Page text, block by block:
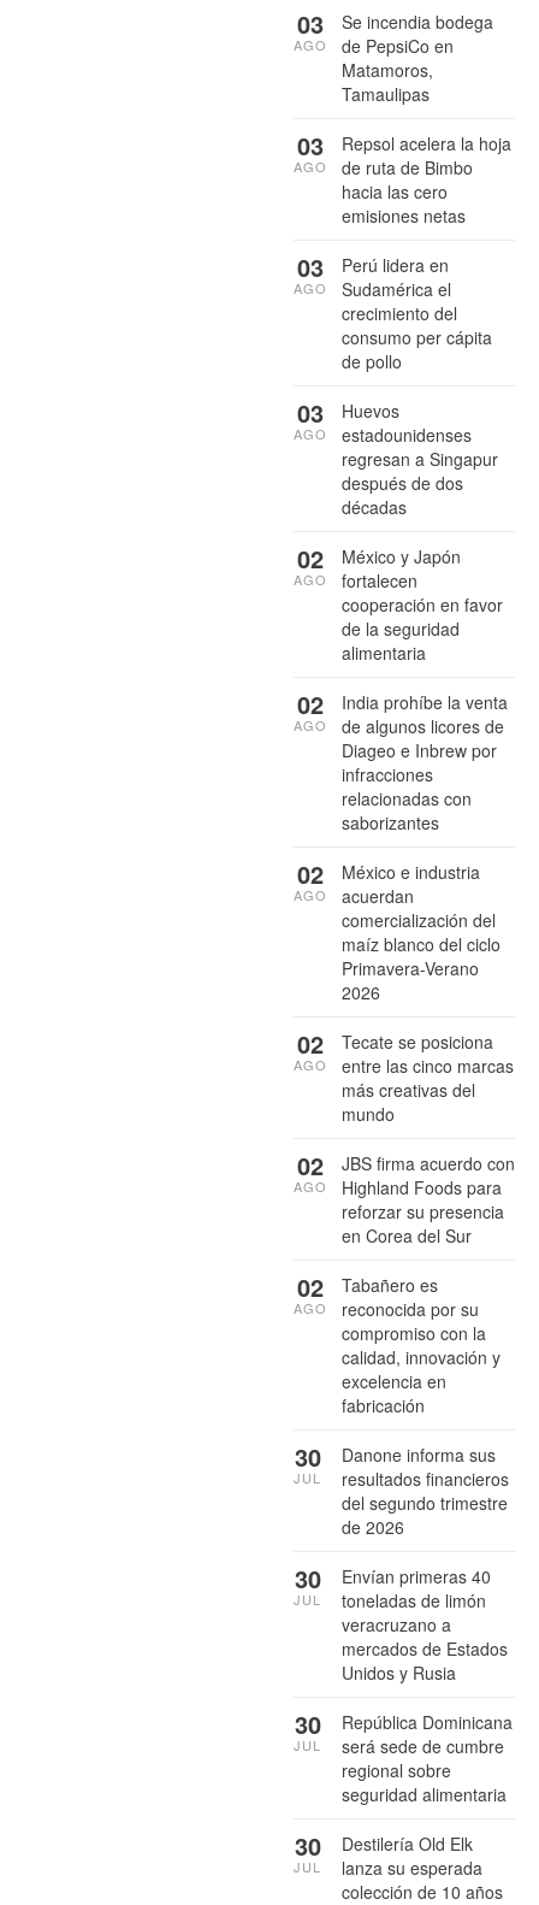
Se incendia bodega
de PepsiCo en
Matamoros,
Tamaulipas
03
AGO
Repsol acelera la hoja
de ruta de Bimbo
hacia las cero
emisiones netas
03
AGO
Perú lidera en
Sudamérica el
crecimiento del
consumo per cápita
de pollo
03
AGO
Huevos
estadounidenses
regresan a Singapur
después de dos
décadas
03
AGO
México y Japón
fortalecen
cooperación en favor
de la seguridad
alimentaria
02
AGO
India prohíbe la venta
de algunos licores de
Diageo e Inbrew por
infracciones
relacionadas con
saborizantes
02
AGO
México e industria
acuerdan
comercialización del
maíz blanco del ciclo
Primavera-Verano
2026
02
AGO
Tecate se posiciona
entre las cinco marcas
más creativas del
mundo
02
AGO
JBS firma acuerdo con
Highland Foods para
reforzar su presencia
en Corea del Sur
02
AGO
Tabañero es
reconocida por su
compromiso con la
calidad, innovación y
excelencia en
fabricación
02
AGO
Danone informa sus
resultados financieros
del segundo trimestre
de 2026
30
JUL
Envían primeras 40
toneladas de limón
veracruzano a
mercados de Estados
Unidos y Rusia
30
JUL
República Dominicana
será sede de cumbre
regional sobre
seguridad alimentaria
30
JUL
Destilería Old Elk
lanza su esperada
colección de 10 años
30
JUL